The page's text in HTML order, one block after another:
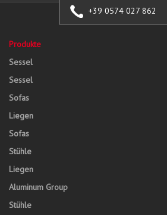
+39 0574 027 862
Produkte
Sessel
Sessel
Sofas
Liegen
Sofas
Stühle
Liegen
Aluminum Group
Stühle